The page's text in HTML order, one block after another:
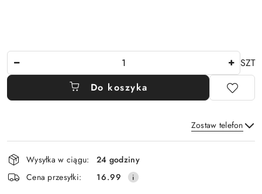
SZT
Do koszyka
Zostaw telefon
Wyślij
Dostępność
i
dostawa
Wysyłka w ciągu:
24 godziny
Cena przesyłki:
16.99